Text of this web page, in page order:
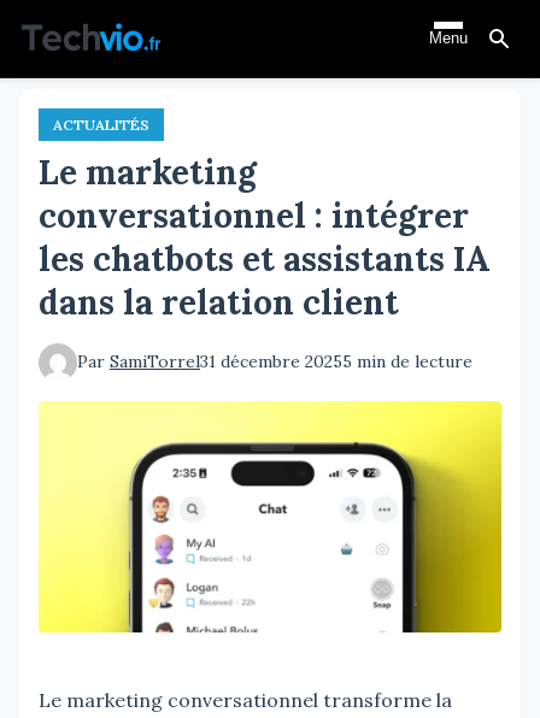
contenu
principal
Menu
ACTUALITÉS
Le marketing
conversationnel : intégrer
les chatbots et assistants IA
dans la relation client
Par SamiTorrel31 décembre 20255 min de lecture
Le marketing conversationnel transforme la